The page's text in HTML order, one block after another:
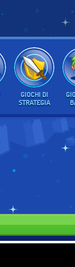
GIOCHI DI
STRATEGIA